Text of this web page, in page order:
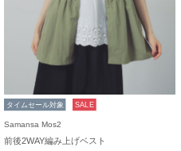
タイムセール対象 SALE
Samansa Mos2
前後2WAY編み上げベスト